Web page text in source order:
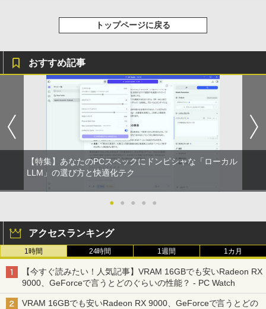
トップページに戻る
おすすめ記事
【特集】あなたのPCスペックにドンピシャな「ローカル
LLM」の選び方と快適化テク
● ● ● ● ●
アクセスランキング
1時間 24時間 1週間 1カ月
【今すぐ読みたい！人気記事】VRAM 16GBでも安いRadeon RX
9000、GeForceで言うとどのぐらいの性能？ - PC Watch
VRAM 16GBでも安いRadeon RX 9000、GeForceで言うとどの